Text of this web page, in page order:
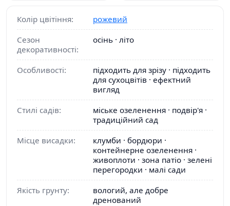
Колір цвітіння:
рожевий
Сезон
декоративності:
осінь · літо
Особливості:
підходить для зрізу · підходить
для сухоцвітів · ефектний
вигляд
Стилі садів:
міське озеленення · подвір'я ·
традиційний сад
Місце висадки:
клумби · бордюри ·
контейнерне озеленення ·
живоплоти · зона патіо · зелені
перегородки · малі сади
Якість грунту:
вологий, але добре
дренований